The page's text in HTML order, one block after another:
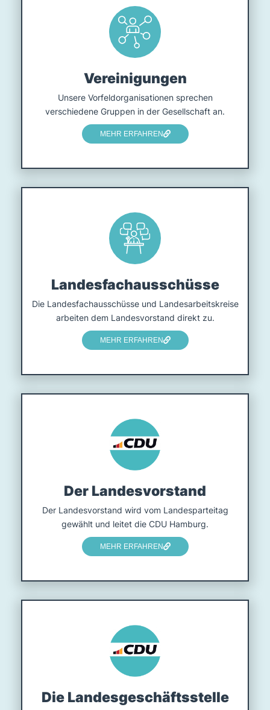
Vereinigungen
Unsere Vorfeldorganisationen sprechen
verschiedene Gruppen in der Gesellschaft an.
MEHR ERFAHREN
Landesfach­ausschüsse
Die Landesfachausschüsse und Landesarbeitskreise
arbeiten dem Landesvorstand direkt zu.
MEHR ERFAHREN
Der Landesvorstand
Der Landesvorstand wird vom Landesparteitag
gewählt und leitet die CDU Hamburg.
MEHR ERFAHREN
Die Landesgeschäftsstelle